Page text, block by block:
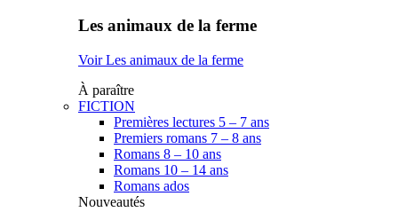
Les animaux de la ferme
Voir Les animaux de la ferme
À paraître
FICTION
Premières lectures 5 – 7 ans
Premiers romans 7 – 8 ans
Romans 8 – 10 ans
Romans 10 – 14 ans
Romans ados
Nouveautés